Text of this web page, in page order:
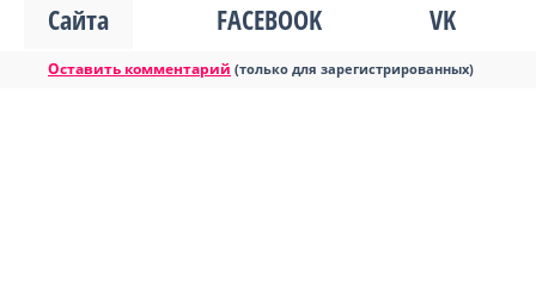
Сайта
FACEBOOK VK
Оставить комментарий (только для зарегистрированных)